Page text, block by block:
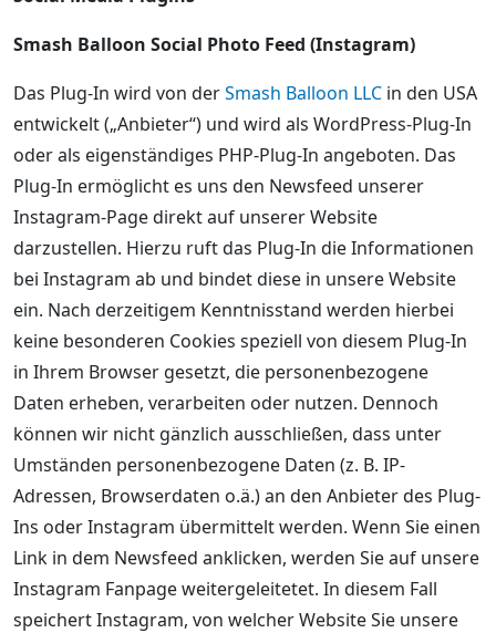
Smash Balloon Social Photo Feed (Instagram)
Das Plug-In wird von derSmash Balloon LLC in den USA
entwickelt („Anbieter“) und wird als WordPress-Plug-In
oder als eigenständiges PHP-Plug-In angeboten. Das
Plug-In ermöglicht es uns den Newsfeed unserer
Instagram-Page direkt auf unserer Website
darzustellen. Hierzu ruft das Plug-In die Informationen
bei Instagram ab und bindet diese in unsere Website
ein. Nach derzeitigem Kenntnisstand werden hierbei
keine besonderen Cookies speziell von diesem Plug-In
in Ihrem Browser gesetzt, die personenbezogene
Daten erheben, verarbeiten oder nutzen. Dennoch
können wir nicht gänzlich ausschließen, dass unter
Umständen personenbezogene Daten (z. B. IP-
Adressen, Browserdaten o.ä.) an den Anbieter des Plug-
Ins oder Instagram übermittelt werden. Wenn Sie einen
Link in dem Newsfeed anklicken, werden Sie auf unsere
Instagram Fanpage weitergeleitetet. In diesem Fall
speichert Instagram, von welcher Website Sie unsere